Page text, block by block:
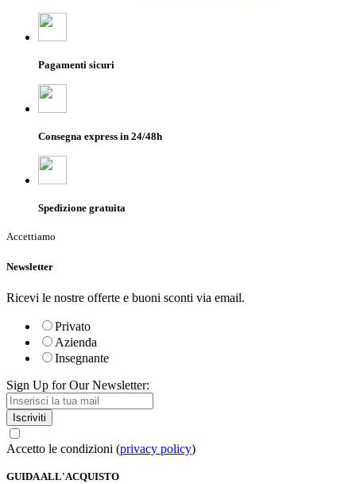
Pagamenti sicuri
Consegna express in 24/48h
Spedizione gratuita
Accettiamo
Newsletter
Ricevi le nostre offerte e buoni sconti via email.
Privato
Azienda
Insegnante
Sign Up for Our Newsletter:
Iscriviti
Accetto le condizioni (privacy policy)
GUIDA ALL'ACQUISTO